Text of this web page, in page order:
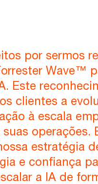
por sermos
Wave™
Este
clientes a
à escala
operações.
estratégia
e confiança
a IA de